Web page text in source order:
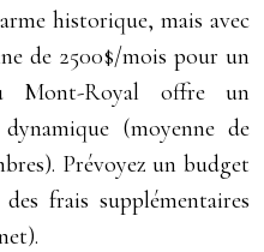
historique, mais avec
de 2500$/mois pour un
Mont-Royal offre un
(moyenne de
Prévoyez un budget
frais supplémentaires